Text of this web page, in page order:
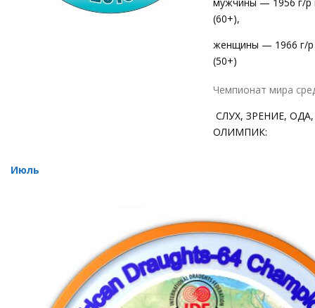
(60+),
женщины — 1966 г/р
(50+)
Чемпионат мира
СЛУХ, ЗРЕНИЕ,
ОЛИМПИК:
Июль